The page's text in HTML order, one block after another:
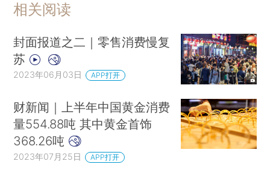
相关阅读
封面报道之二｜零售消费慢复
苏
2023年06月03日 APP打开
财新闻｜上半年中国黄金消费
量554.88吨 其中黄金首饰
368.26吨
2023年07月25日 APP打开